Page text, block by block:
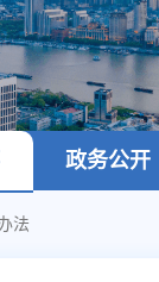
政务公开
法